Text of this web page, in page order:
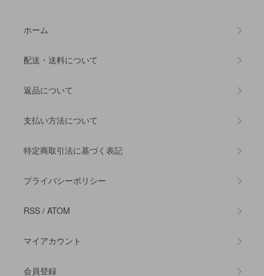
ホーム
配送・送料について
返品について
支払い方法について
特定商取引法に基づく表記
プライバシーポリシー
RSS / ATOM
マイアカウント
会員登録